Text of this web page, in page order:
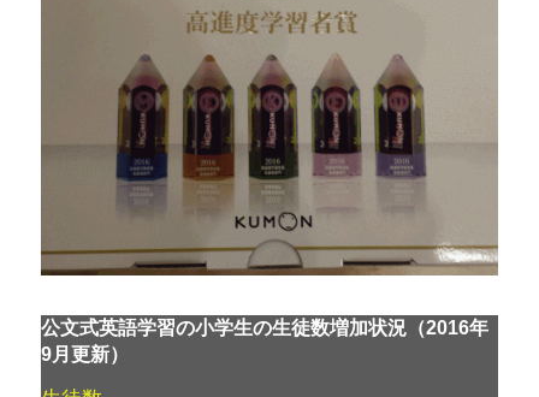
公文式英語学習の小学生の生徒数増加状況（2016年
9月更新）